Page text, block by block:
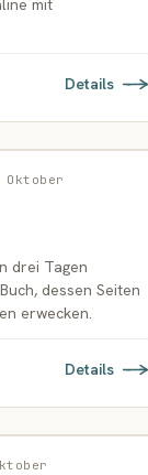
mit
Details
drei Tagen
dessen Seiten
erwecken.
Details